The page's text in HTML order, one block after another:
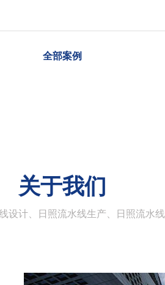
全部案例
关于我们
设计、日照流水线生产、日照流水线